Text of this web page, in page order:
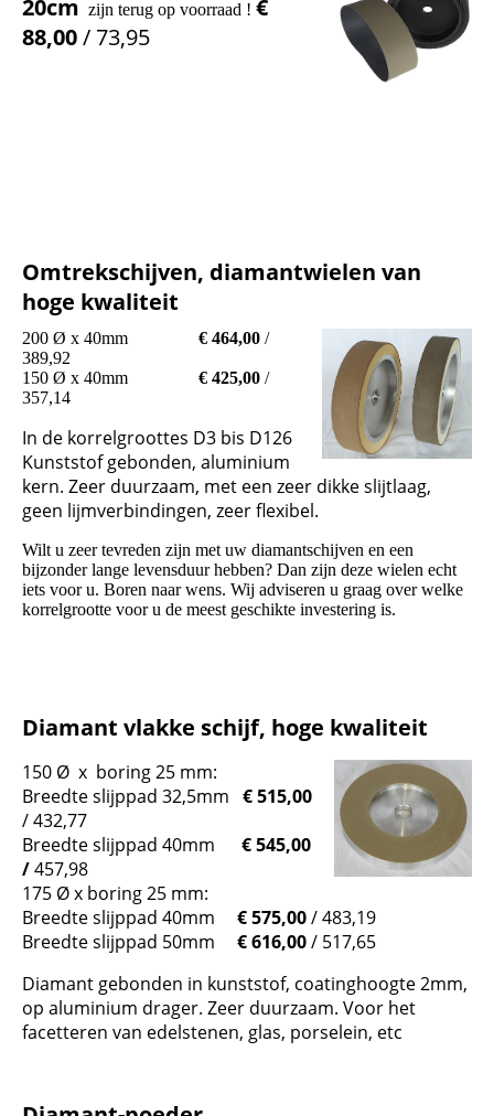
20cm zijn terug op voorraad ! €
88,00/ 73,95
Omtrekschijven, diamantwielen van
hoge kwaliteit
200 Ø x 40mm € 464,00 /
389,92
150 Ø x 40mm
€ 425,00 /
357,14
In de korrelgroottes D3 bis D126
Kunststof gebonden, aluminium
kern. Zeer duurzaam, met een zeer dikke slijtlaag,
geen lijmverbindingen, zeer flexibel.
Wilt u zeer tevreden zijn met uw diamantschijven en een
bijzonder lange levensduur hebben? Dan zijn deze wielen echt
iets voor u. Boren naar wens. Wij adviseren u graag over welke
korrelgrootte voor u de meest geschikte investering is.
Diamant vlakke schijf, hoge kwaliteit
150 Ø x boring 25 mm:
Breedte slijppad 32,5mm € 515,00
/ 432,77
Breedte slijppad 40mm € 545,00
/457,98
175 Ø x boring 25 mm:
Breedte slijppad 40mm € 575,00/ 483,19
Breedte slijppad 50mm € 616,00/ 517,65
Diamant gebonden in kunststof, coatinghoogte 2mm,
op aluminium drager. Zeer duurzaam. Voor het
facetteren van edelstenen, glas, porselein, etc